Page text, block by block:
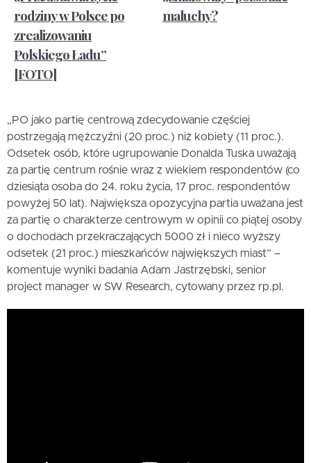
rodziny w Polsce po
zrealizowaniu
Polskiego Ładu”
[FOTO]
maluchy?
„PO jako partię centrową zdecydowanie częściej
postrzegają mężczyźni (20 proc.) niż kobiety (11 proc.).
Odsetek osób, które ugrupowanie Donalda Tuska uważają
za partię centrum rośnie wraz z wiekiem respondentów (co
dziesiąta osoba do 24. roku życia, 17 proc. respondentów
powyżej 50 lat). Największa opozycyjna partia uważana jest
za partię o charakterze centrowym w opinii co piątej osoby
o dochodach przekraczających 5000 zł i nieco wyższy
odsetek (21 proc.) mieszkańców największych miast” –
komentuje wyniki badania Adam Jastrzębski, senior
project manager w SW Research, cytowany przez rp.pl.